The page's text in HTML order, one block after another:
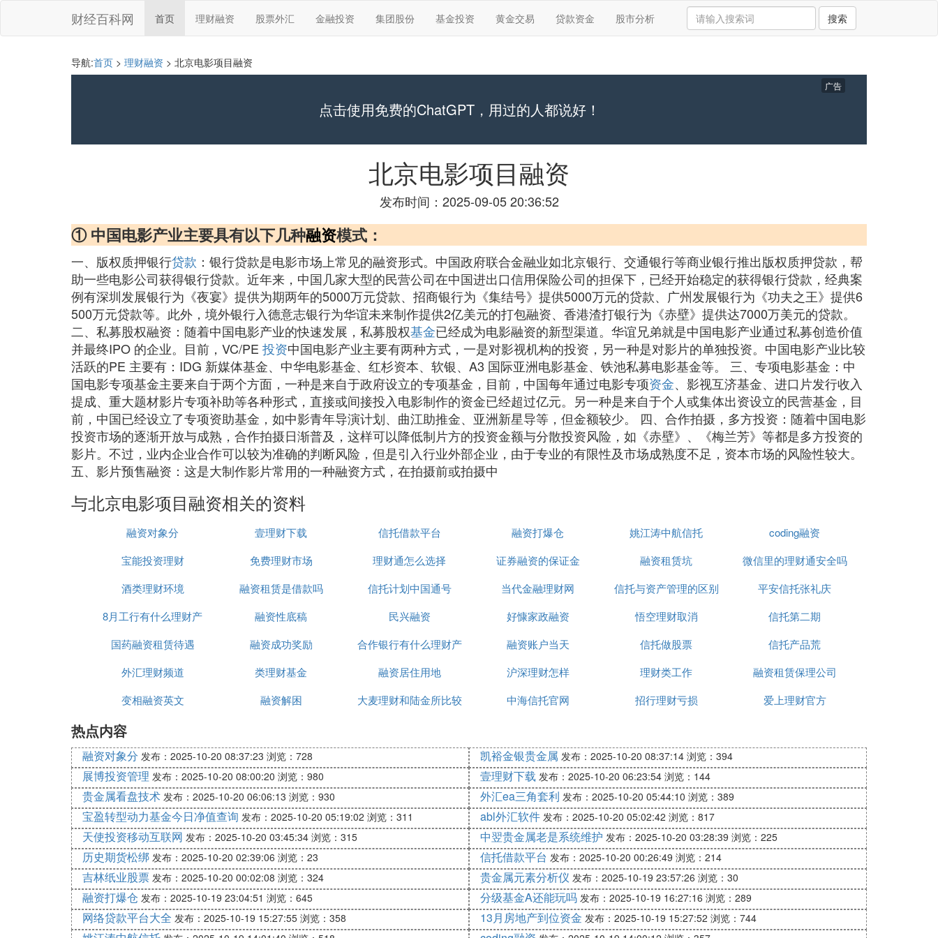
财经百科网 首页 理财融资 股票外汇 金融投资 集团股份 基金投资 黄金交易 贷款资金 股市分析 搜索
导航:首页 > 理财融资 > 北京电影项目融资
点击使用免费的ChatGPT，用过的人都说好！
广告
北京电影项目融资
发布时间：2025-09-05 20:36:52
① 中国电影产业主要具有以下几种融资模式：
一、版权质押银行贷款 ：银行贷款是电影市场上常见的融资形式。中国政府联合金融业如北京银行、交通银行等商业银行推出版权质押贷款，帮
助一些电影公司获得银行贷款。近年来，中国几家大型的民营公司在中国进出口信用保险公司的担保下，已经开始稳定的获得银行贷款，经典案
例有深圳发展银行为《夜宴》提供为期两年的5000万元贷款、招商银行为《集结号》提供5000万元的贷款、广州发展银行为《功夫之王》提供6
500万元贷款等。此外，境外银行入德意志银行为华谊未来制作提供2亿美元的打包融资、香港渣打银行为《赤壁》提供达7000万美元的贷款。
二、私募股权融资：随着中国电影产业的快速发展，私募股权基金已经成为电影融资的新型渠道。华谊兄弟就是中国电影产业通过私募创造价值
并最终IPO 的企业。目前，VC/PE 投资中国电影产业主要有两种方式，一是对影视机构的投资，另一种是对影片的单独投资。中国电影产业比较
活跃的PE 主要有：IDG 新媒体基金、中华电影基金、红杉资本、软银、A3 国际亚洲电影基金、铁池私募电影基金等。 三、专项电影基金：中
国电影专项基金主要来自于两个方面，一种是来自于政府设立的专项基金，目前，中国每年通过电影专项资金、影视互济基金、进口片发行收入
提成、重大题材影片专项补助等各种形式，直接或间接投入电影制作的资金已经超过亿元。另一种是来自于个人或集体出资设立的民营基金，目
前，中国已经设立了专项资助基金，如中影青年导演计划、曲江助推金、亚洲新星导等，但金额较少。 四、合作拍摄，多方投资：随着中国电影
投资市场的逐渐开放与成熟，合作拍摄日渐普及，这样可以降低制片方的投资金额与分散投资风险，如《赤壁》、《梅兰芳》等都是多方投资的
影片。不过，业内企业合作可以较为准确的判断风险，但是引入行业外部企业，由于专业的有限性及市场成熟度不足，资本市场的风险性较大。
五、影片预售融资：这是大制作影片常用的一种融资方式，在拍摄前或拍摄中
与北京电影项目融资相关的资料
融资对象分 壹理财下载 信托借款平台 融资打爆仓 姚江涛中航信托
coding融资
宝能投资理财
免费理财市场 理财通怎么选择 证券融资的保证金 融资租赁坑
微信里的理财通安全吗
酒类理财环境
融资租赁是借款吗 信托计划中国通号 当代金融理财网 信托与资产管理的区别
平安信托张礼庆
8月工行有什么理财产
品
融资性底稿 民兴融资 好慷家政融资 悟空理财取消
信托第二期
国药融资租赁待遇
融资成功奖励
合作银行有什么理财产
品
融资账户当天 信托做股票
信托产品荒
外汇理财频道
类理财基金 融资居住用地 沪深理财怎样 理财类工作
融资租赁保理公司
变相融资英文
融资解困 大麦理财和陆金所比较 中海信托官网 招行理财亏损 爱上理财官方
热点内容
融资对象分 发布：2025-10-20 08:37:23 浏览：728 凯裕金银贵金属 发布：2025-10-20 08:37:14 浏览：394
展博投资管理 发布：2025-10-20 08:00:20 浏览：980 壹理财下载 发布：2025-10-20 06:23:54 浏览：144
贵金属看盘技术 发布：2025-10-20 06:06:13 浏览：930 外汇ea三角套利 发布：2025-10-20 05:44:10 浏览：389
宝盈转型动力基金今日净值查询 发布：2025-10-20 05:19:02 浏览：311 abl外汇软件 发布：2025-10-20 05:02:42 浏览：817
天使投资移动互联网 发布：2025-10-20 03:45:34 浏览：315 中翌贵金属老是系统维护 发布：2025-10-20 03:28:39 浏览：225
历史期货松绑 发布：2025-10-20 02:39:06 浏览：23 信托借款平台 发布：2025-10-20 00:26:49 浏览：214
吉林纸业股票 发布：2025-10-20 00:02:08 浏览：324 贵金属元素分析仪 发布：2025-10-19 23:57:26 浏览：30
融资打爆仓 发布：2025-10-19 23:04:51 浏览：645 分级基金A还能玩吗 发布：2025-10-19 16:27:16 浏览：289
网络贷款平台大全 发布：2025-10-19 15:27:55 浏览：358 13月房地产到位资金 发布：2025-10-19 15:27:52 浏览：744